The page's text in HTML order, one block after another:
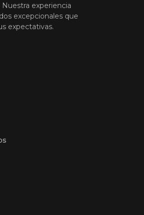
experiencia
excepcionales que
expectativas.